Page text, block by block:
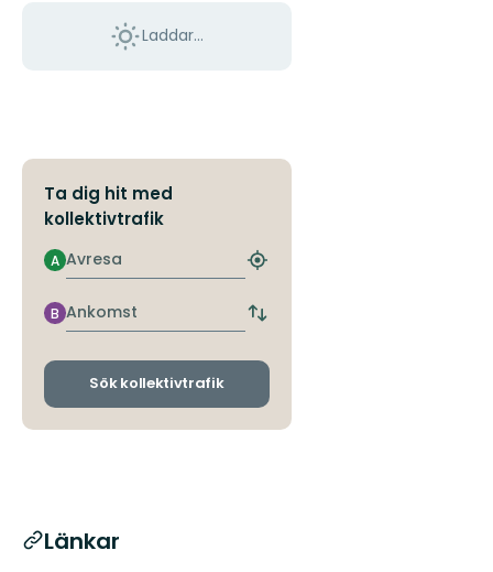
Laddar...
Ta dig hit med
kollektivtrafik
Avresa
A
Hitta
hållplats
Ankomst
B
Byt
och
Sök kollektivtrafik
Länkar